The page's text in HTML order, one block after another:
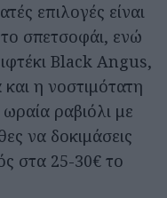
επιλογές είναι
σπετσοφάι, ενώ
Black Angus,
η νοστιμότατη
ραβιόλι με
να δοκιμάσεις
στα 25-30€ το